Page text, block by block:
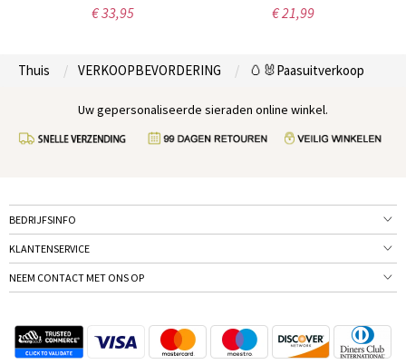
€ 33,95 € 21,99
Thuis VERKOOPBEVORDERING 🥚🐰Paasuitverkoop
Uw gepersonaliseerde sieraden online winkel.
BEDRIJFSINFO
KLANTENSERVICE
NEEM CONTACT MET ONS OP